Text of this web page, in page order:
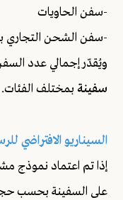
-سفن الحاويات
-سفن الشحن التجاري
ويُقدّر إجمالي عدد
سفينة بمختلف الفئات.
السيناريو الافتراضي
إذا تم اعتماد نموذج
على السفينة بحسب